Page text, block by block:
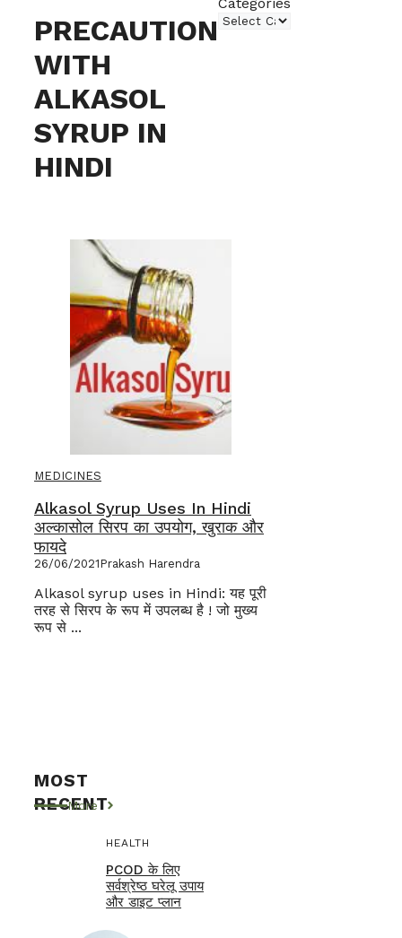
PRECAUTION
WITH
ALKASOL
SYRUP IN
HINDI
MEDICINES
Alkasol Syrup Uses In Hindi
अल्कासोल सिरप का उपयोग, खुराक और
फायदे
26/06/2021Prakash Harendra
Alkasol syrup uses in Hindi: यह पूरी
तरह से सिरप के रूप में उपलब्ध है ! जो मुख्य
रूप से ...
MOST
RECENT
More
HEALTH
PCOD के लिए
सर्वश्रेष्ठ घरेलू उपाय
और डाइट प्लान